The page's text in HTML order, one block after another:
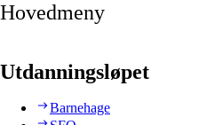
Hovedmeny
Utdanningsløpet
Barnehage